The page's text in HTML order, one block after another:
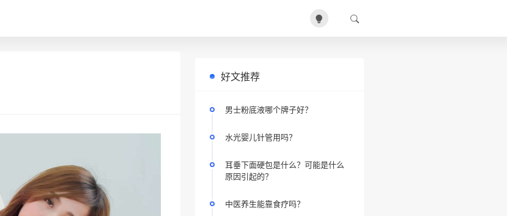
好文推荐
男士粉底液哪个牌子好？
水光婴儿针管用吗？
耳垂下面硬包是什么？可能是什么
原因引起的？
中医养生能靠食疗吗？